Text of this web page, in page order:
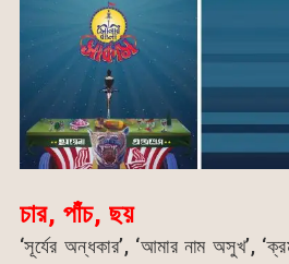
চার, পাঁচ, ছয়
‘সূর্যের অন্ধকার’, ‘আমার নাম অসুখ’,